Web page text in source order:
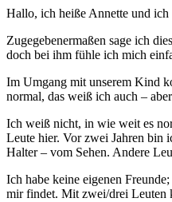
Hallo, ich heiße Annette und
Zugegebenermaßen sage ich
doch bei ihm fühle ich mich
Im Umgang mit unserem Kind
normal, das weiß ich auch –
Ich weiß nicht, in wie weit es
Leute hier. Vor zwei Jahren bin
Halter – vom Sehen. Andere
Ich habe keine eigenen
mir findet. Mit zwei/drei Leuten